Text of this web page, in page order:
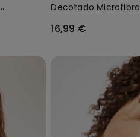
Decotado Microfibra
Reciclada
16,99 €